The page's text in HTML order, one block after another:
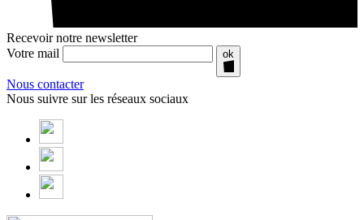
Recevoir notre newsletter
Votre mail
ok
Nous contacter
Nous suivre sur les réseaux sociaux